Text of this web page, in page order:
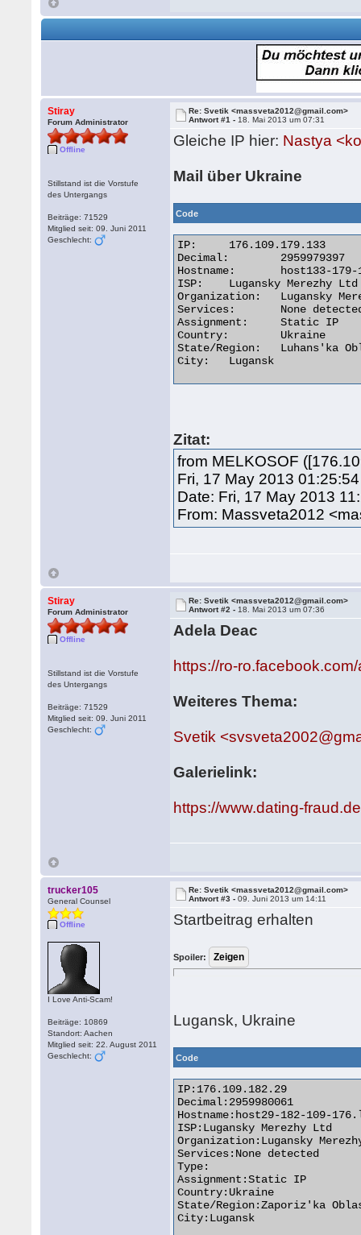
Stiray
Forum Administrator
Offline
Stillstand ist die Vorstufe
des Untergangs
Beiträge: 71529
Mitglied seit: 09. Juni 2011
Geschlecht:
Re: Svetik <massveta2012@gmail.com>
Antwort #1 - 18. Mai 2013 um 07:31
Gleiche IP hier: Nastya
Mail über Ukraine
Code
IP:	176.109.179.133
Decimal:	2959979397
Hostname:	host133-179-109-176.lds.net.ua
ISP:	Lugansky Merezhy Ltd
Organization:	Lugansky Merezhy Ltd
Services:	None detected
Assignment:	Static IP
Country:	Ukraine
State/Region:	Luhans'ka Oblast'
City:	Lugansk
Zitat:
from MELKOSOF
Fri, 17 May 2013
Date: Fri, 17 May 2013
From: Massveta2012
Stiray
Forum Administrator
Offline
Stillstand ist die Vorstufe
des Untergangs
Beiträge: 71529
Mitglied seit: 09. Juni 2011
Geschlecht:
Re: Svetik <massveta2012@gmail.com>
Antwort #2 - 18. Mai 2013 um 07:36
Adela Deac
https://ro-
Weiteres Thema:
Svetik
Galerielink:
https://www.dating-
trucker105
General Counsel
Offline
I Love Anti-Scam!
Beiträge: 10869
Standort: Aachen
Mitglied seit: 22. August 2011
Geschlecht:
Re: Svetik <massveta2012@gmail.com>
Antwort #3 -09. Juni 2013 um 14:11
Startbeitrag erhalten
Spoiler:
Lugansk, Ukraine
Code
IP:176.109.182.29
Decimal:2959980061
Hostname:host29-182-109-
ISP:Lugansky Merezhy Ltd
Organization:Lugansky
Services:None detected
Type:
Assignment:Static IP
Country:Ukraine
State/Region:Zaporiz'ka
City:Lugansk